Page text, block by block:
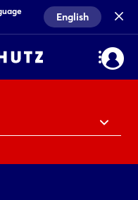
English